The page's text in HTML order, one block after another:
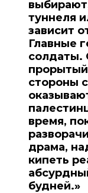
туннеля
зависит
Главные
солдаты.
стороны
время,
драма,
кипеть
будней.»